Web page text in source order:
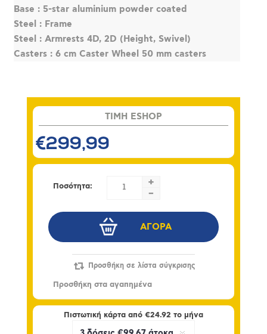
Base : 5-star aluminium powder coated
Steel : Frame
Steel : Armrests 4D, 2D (Height, Swivel)
Casters : 6 cm Caster Wheel 50 mm casters
TIMH ESHOP
€299,99
Ποσότητα:
+
-
Πιστωτική κάρτα από €24.92 το μήνα